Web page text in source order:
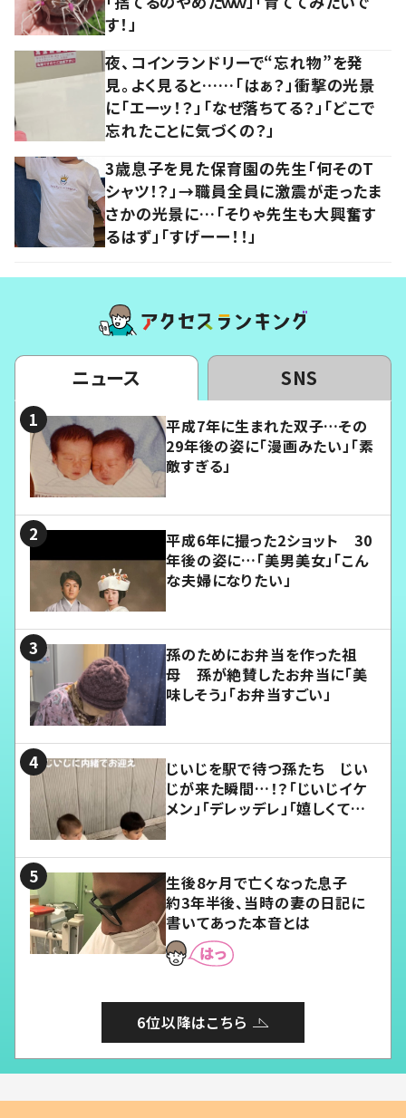
す！」
夜、コインランドリーで“忘れ物”を発
見。よく見ると……「はぁ？」衝撃の光景
に「エーッ！？」「なぜ落ちてる？」「どこで
忘れたことに気づくの？」
3歳息子を見た保育園の先生「何そのT
シャツ！？」→職員全員に激震が走ったま
さかの光景に…「そりゃ先生も大興奮す
るはず」「すげーー！！」
ニュース SNS
平成7年に生まれた双子…その
29年後の姿に「漫画みたい」「素
敵すぎる」
平成6年に撮った2ショット 30
年後の姿に…「美男美女」「こん
な夫婦になりたい」
孫のためにお弁当を作った祖
母 孫が絶賛したお弁当に「美
味しそう」「お弁当すごい」
じいじを駅で待つ孫たち じい
じが来た瞬間…！？「じいじイケ
メン」「デレッデレ」「嬉しくて可
生後8ヶ月で亡くなった息子
約3年半後、当時の妻の日記に
書いてあった本音とは
6位以降はこちら